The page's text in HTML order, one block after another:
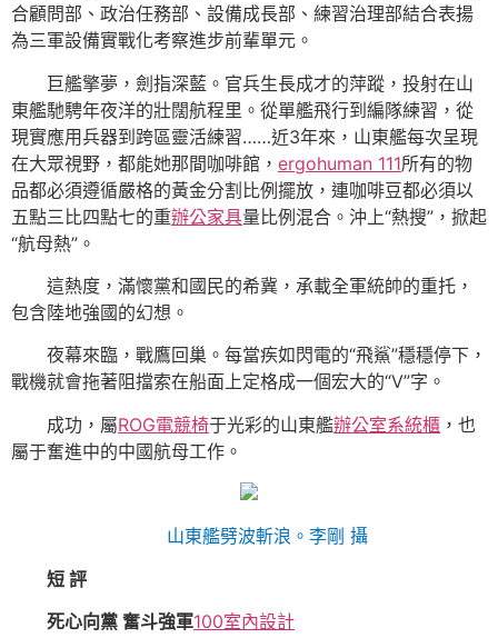
合顧問部、政治任務部、設備成長部、練習治理部結合表揚
為三軍設備實戰化考察進步前輩單元。
巨艦擎夢，劍指深藍。官兵生長成才的萍蹤，投射在山
東艦馳騁年夜洋的壯闊航程里。從單艦飛行到編隊練習，從
現實應用兵器到跨區靈活練習……近3年來，山東艦每次呈現
在大眾視野，都能她那間咖啡館， ergohuman 111所有的物
品都必須遵循嚴格的黃金分割比例擺放，連咖啡豆都必須以
五點三比四點七的重辦公家具量比例混合。沖上“熱搜”，掀起
“航母熱”。
這熱度，滿懷黨和國民的希冀，承載全軍統帥的重托，
包含陸地強國的幻想。
夜幕來臨，戰鷹回巢。每當疾如閃電的“飛鯊”穩穩停下，
戰機就會拖著阻擋索在船面上定格成一個宏大的“V”字。
成功，屬ROG電競椅于光彩的山東艦辦公室系統櫃 ，也
屬于奮進中的中國航母工作。
山東艦劈波斬浪。 李剛 攝
短 評
死心向黨 奮斗強軍100室內設計